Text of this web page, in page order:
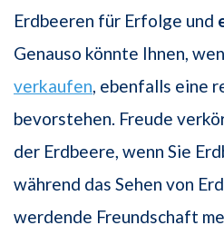
Erdbeeren für Erfolge und
Genauso könnte Ihnen,
verkaufen, ebenfalls eine
bevorstehen. Freude
der Erdbeere, wenn Sie
während das Sehen von
werdende Freundschaft